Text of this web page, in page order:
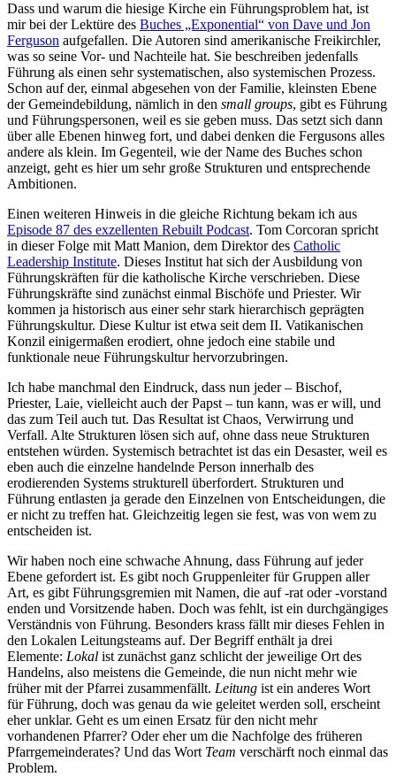
Dass und warum die hiesige Kirche ein Führungsproblem hat, ist
mir bei der Lektüre des Buches „Exponential“ von Dave und Jon
Ferguson aufgefallen. Die Autoren sind amerikanische Freikirchler,
was so seine Vor- und Nachteile hat. Sie beschreiben jedenfalls
Führung als einen sehr systematischen, also systemischen Prozess.
Schon auf der, einmal abgesehen von der Familie, kleinsten Ebene
der Gemeindebildung, nämlich in den small groups, gibt es Führung
und Führungspersonen, weil es sie geben muss. Das setzt sich dann
über alle Ebenen hinweg fort, und dabei denken die Fergusons alles
andere als klein. Im Gegenteil, wie der Name des Buches schon
anzeigt, geht es hier um sehr große Strukturen und entsprechende
Ambitionen.
Einen weiteren Hinweis in die gleiche Richtung bekam ich aus
Episode 87 des exzellenten Rebuilt Podcast. Tom Corcoran spricht
in dieser Folge mit Matt Manion, dem Direktor des Catholic
Leadership Institute. Dieses Institut hat sich der Ausbildung von
Führungskräften für die katholische Kirche verschrieben. Diese
Führungskräfte sind zunächst einmal Bischöfe und Priester. Wir
kommen ja historisch aus einer sehr stark hierarchisch geprägten
Führungskultur. Diese Kultur ist etwa seit dem II. Vatikanischen
Konzil einigermaßen erodiert, ohne jedoch eine stabile und
funktionale neue Führungskultur hervorzubringen.
Ich habe manchmal den Eindruck, dass nun jeder – Bischof,
Priester, Laie, vielleicht auch der Papst – tun kann, was er will, und
das zum Teil auch tut. Das Resultat ist Chaos, Verwirrung und
Verfall. Alte Strukturen lösen sich auf, ohne dass neue Strukturen
entstehen würden. Systemisch betrachtet ist das ein Desaster, weil es
eben auch die einzelne handelnde Person innerhalb des
erodierenden Systems strukturell überfordert. Strukturen und
Führung entlasten ja gerade den Einzelnen von Entscheidungen, die
er nicht zu treffen hat. Gleichzeitig legen sie fest, was von wem zu
entscheiden ist.
Wir haben noch eine schwache Ahnung, dass Führung auf jeder
Ebene gefordert ist. Es gibt noch Gruppenleiter für Gruppen aller
Art, es gibt Führungsgremien mit Namen, die auf -rat oder -vorstand
enden und Vorsitzende haben. Doch was fehlt, ist ein durchgängiges
Verständnis von Führung. Besonders krass fällt mir dieses Fehlen in
den Lokalen Leitungsteams auf. Der Begriff enthält ja drei
Elemente: Lokal ist zunächst ganz schlicht der jeweilige Ort des
Handelns, also meistens die Gemeinde, die nun nicht mehr wie
früher mit der Pfarrei zusammenfällt. Leitung ist ein anderes Wort
für Führung, doch was genau da wie geleitet werden soll, erscheint
eher unklar. Geht es um einen Ersatz für den nicht mehr
vorhandenen Pfarrer? Oder eher um die Nachfolge des früheren
Pfarrgemeinderates? Und das Wort Team verschärft noch einmal das
Problem.